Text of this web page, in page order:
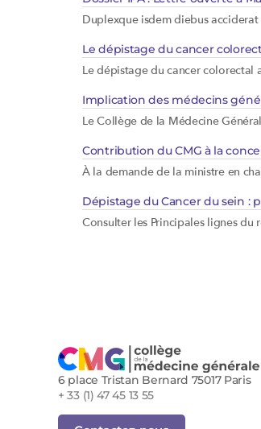
Duplexque isdem diebus
Le dépistage du cancer
Le dépistage du cancer colorectal
Implication des médecins
Le Collège de la Médecine
Contribution du CMG à la
À la demande de la ministre en
Dépistage du Cancer du sein :
Consulter les Principales lignes
6 place Tristan Bernard 75017 Paris
+ 33 (1) 47 45 13 55